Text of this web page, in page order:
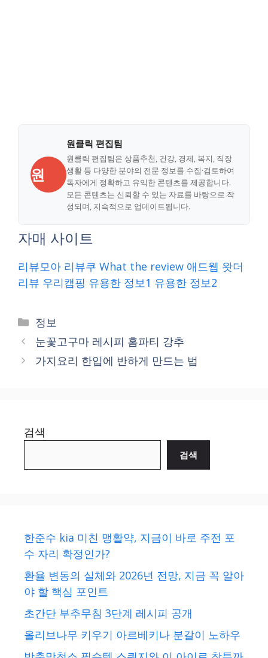
원
원클릭 편집팀
원클릭 편집팀은 상품추천, 건강, 경제, 복지, 직장
생활 등 다양한 분야의 전문 정보를 수집·검토하여
독자에게 정확하고 유익한 콘텐츠를 제공합니다.
모든 콘텐츠는 신뢰할 수 있는 자료를 바탕으로 작
성되며, 지속적으로 업데이트됩니다.
자매 사이트
리뷰모아 리뷰쿠 What the review 애드웹 왓더
리뷰 우리캠핑 유용한 정보1 유용한 정보2
Categories
정보
눈꽃고구마 레시피 홈파티 강추
가지요리 한입에 반하게 만드는 법
검색
검색
한준수 kia 미친 맹활약, 지금이 바로 주전 포
수 자리 확정인가?
환율 변동의 실체와 2026년 전망, 지금 꼭 알아
야 할 핵심 포인트
초간단 부추무침 3단계 레시피 공개
올리브나무 키우기 아르베키나 분갈이 노하우